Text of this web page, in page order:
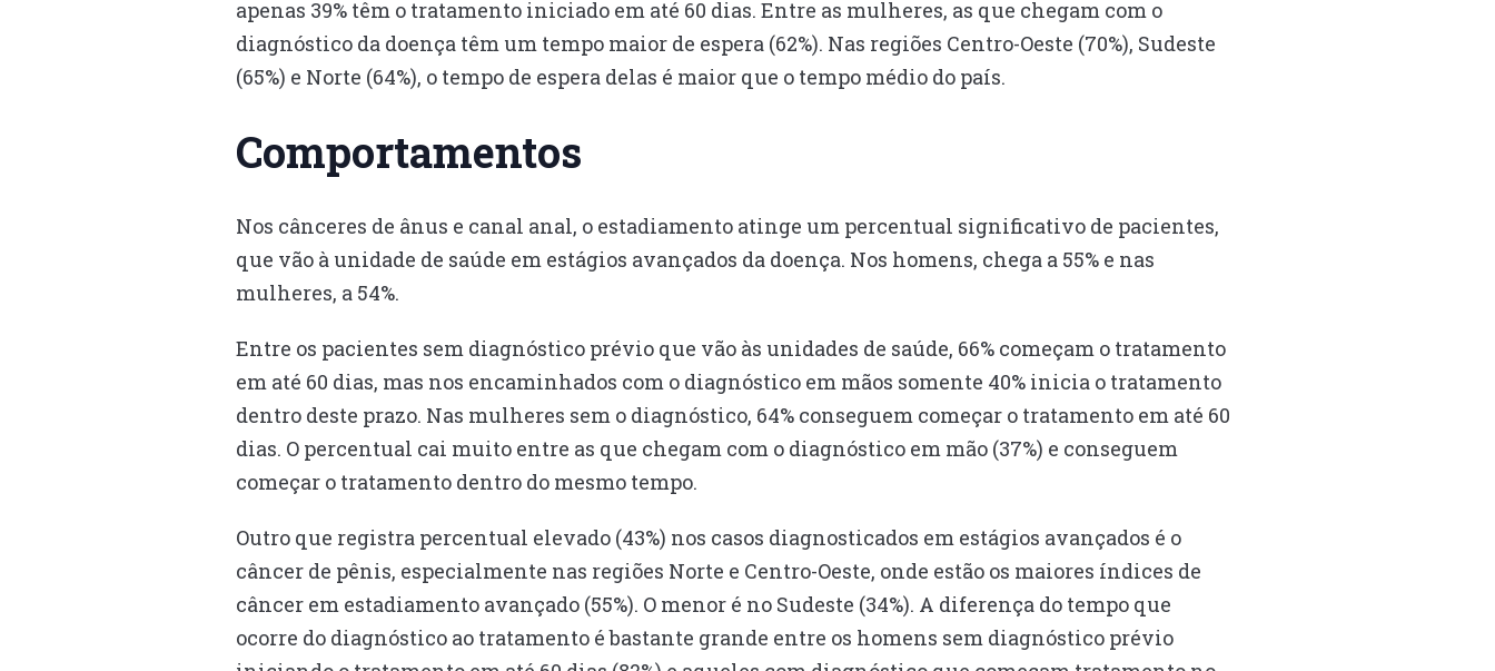
apenas 39% têm o tratamento iniciado em até 60 dias. Entre as mulheres, as que chegam com o
diagnóstico da doença têm um tempo maior de espera (62%). Nas regiões Centro-Oeste (70%), Sudeste
(65%) e Norte (64%), o tempo de espera delas é maior que o tempo médio do país.
Comportamentos
Nos cânceres de ânus e canal anal, o estadiamento atinge um percentual significativo de pacientes,
que vão à unidade de saúde em estágios avançados da doença. Nos homens, chega a 55% e nas
mulheres, a 54%.
Entre os pacientes sem diagnóstico prévio que vão às unidades de saúde, 66% começam o tratamento
em até 60 dias, mas nos encaminhados com o diagnóstico em mãos somente 40% inicia o tratamento
dentro deste prazo. Nas mulheres sem o diagnóstico, 64% conseguem começar o tratamento em até 60
dias. O percentual cai muito entre as que chegam com o diagnóstico em mão (37%) e conseguem
começar o tratamento dentro do mesmo tempo.
Outro que registra percentual elevado (43%) nos casos diagnosticados em estágios avançados é o
câncer de pênis, especialmente nas regiões Norte e Centro-Oeste, onde estão os maiores índices de
câncer em estadiamento avançado (55%). O menor é no Sudeste (34%). A diferença do tempo que
ocorre do diagnóstico ao tratamento é bastante grande entre os homens sem diagnóstico prévio